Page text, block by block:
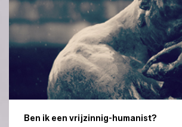
Ben ik een vrijzinnig-humanist?